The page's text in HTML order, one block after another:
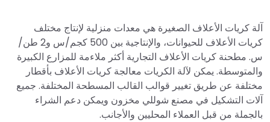
آلة كريات الأعلاف الصغيرة هي معدات منزلية لإنتاج مختلف
كريات الأعلاف للحيوانات، والإنتاجية بين 500 كجم/س و2 طن/
س. مطحنة كريات الأعلاف التجارية أكثر ملاءمة للمزارع الكبيرة
والمتوسطة. يمكن لآلة الكريات معالجة كريات الأعلاف بأقطار
مختلفة عن طريق تغيير قوالب القالب المسطحة المختلفة. جميع
آلات التشكيل في مصنع شوللي مخزون ويمكن دعم الشراء
بالجملة من قبل العملاء المحليين والأجانب.